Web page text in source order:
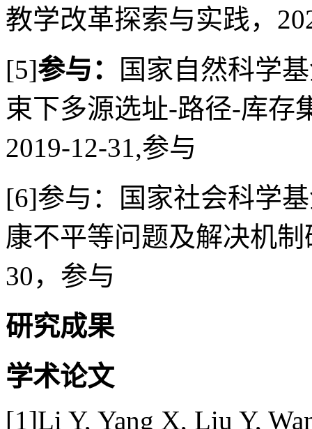
教学改革探索与实践，
[5]参与：
国家自然科学
束下多源选址-路径-库存
2019-12-31,参与
[6]参与：国家社会科学
康不平等问题及解决机制
30，参与
研究成果
学术论文
[1]Li Y, Yang X, Liu Y,